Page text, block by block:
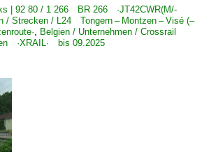
| 92 80 / 1 266 BR 266 ·JT42CWR(M/-
/ Strecken / L24 Tongern – Montzen – Visé (–
, Belgien / Unternehmen / Crossrail
·XRAIL· bis 09.2025